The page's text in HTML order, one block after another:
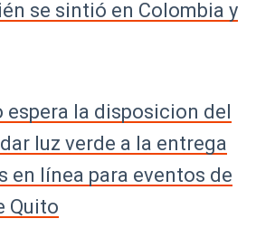
se sintió en Colombia y
espera la disposicion del
luz verde a la entrega
en línea para eventos de
Quito